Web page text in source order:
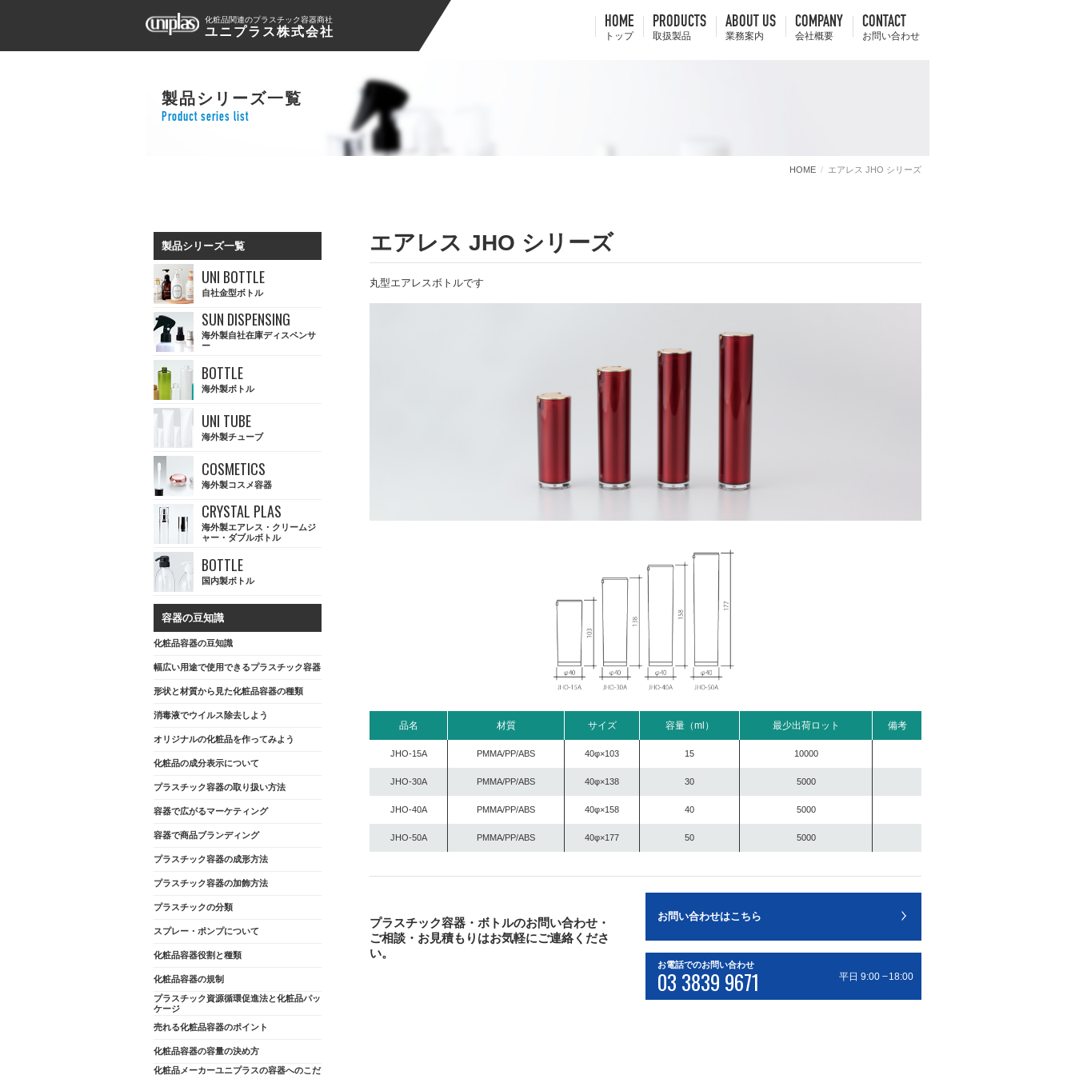
化粧品関連のプラスチック容器商社
ユニプラス株式会社
HOME
トップ
PRODUCTS
取扱製品
ABOUT US
業務案内
COMPANY
会社概要
CONTACT
お問い合わせ
製品シリーズ一覧
Product series list
HOME エアレス JHO シリーズ
エアレス JHO シリーズ
丸型エアレスボトルです
品名 材質 サイズ 容量（ml） 最少出荷ロット 備考
JHO-15A PMMA/PP/ABS 40φ×103 15 10000
JHO-30A PMMA/PP/ABS 40φ×138 30 5000
JHO-40A PMMA/PP/ABS 40φ×158 40 5000
JHO-50A PMMA/PP/ABS 40φ×177 50 5000
プラスチック容器・ボトルのお問い合わせ・
ご相談・お見積もりはお気軽にご連絡くださ
い。
お問い合わせはこちら
お電話でのお問い合わせ
03 3839 9671 平日 9:00 –18:00
製品シリーズ一覧
UNI BOTTLE
自社金型ボトル
SUN DISPENSING
海外製自社在庫ディスペンサ
ー
BOTTLE
海外製ボトル
UNI TUBE
海外製チューブ
COSMETICS
海外製コスメ容器
CRYSTAL PLAS
海外製エアレス・クリームジ
ャー・ダブルボトル
BOTTLE
国内製ボトル
容器の豆知識
化粧品容器の豆知識
幅広い用途で使用できるプラスチック容器
形状と材質から見た化粧品容器の種類
消毒液でウイルス除去しよう
オリジナルの化粧品を作ってみよう
化粧品の成分表示について
プラスチック容器の取り扱い方法
容器で広がるマーケティング
容器で商品ブランディング
プラスチック容器の成形方法
プラスチック容器の加飾方法
プラスチックの分類
スプレー・ポンプについて
化粧品容器役割と種類
化粧品容器の規制
プラスチック資源循環促進法と化粧品パッ
ケージ
売れる化粧品容器のポイント
化粧品容器の容量の決め方
化粧品メーカーユニプラスの容器へのこだ